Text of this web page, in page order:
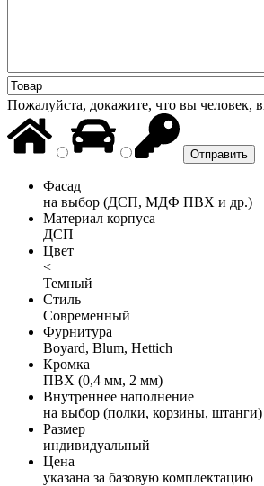
Пожалуйста, докажите, что вы человек,
Фасад
на выбор (ДСП, МДФ ПВХ и др.)
Материал корпуса
ДСП
Цвет
<
Темный
Стиль
Современный
Фурнитура
Boyard, Blum, Hettich
Кромка
ПВХ (0,4 мм, 2 мм)
Внутреннее наполнение
на выбор (полки, корзины, штанги)
Размер
индивидуальный
Цена
указана за базовую комплектацию